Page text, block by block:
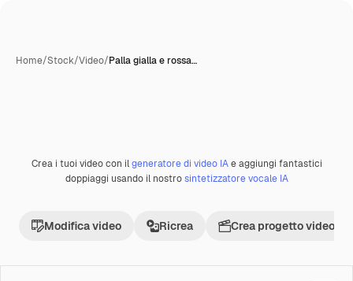
Home/Stock/Video/Palla gialla e rossa…
PremiumCreata con IA
Crea i tuoi video con ilgeneratore di video IAe aggiungi fantastici
doppiaggi usando il nostrosintetizzatore vocale IA
Modifica video Ricrea Crea progetto video